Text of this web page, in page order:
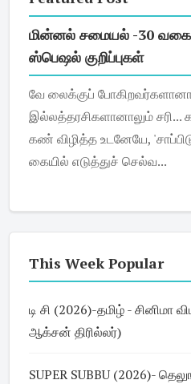
மின்னல் சமையல் -30 வகை
ஸ்பெஷல் குறிப்புகள்
வே லைக்குப்
இல்லத்தரசிகளானாலும் சரி...
கண் விழித்த உடனேயே,
கையில் எடுத்துச் செல்வ...
This Week Popular
டி சி (2026)-தமிழ் - சினிமா
ஆக்சன் திரில்லர்)
SUPER SUBBU (2026)-